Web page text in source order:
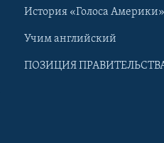
История «Голоса Америки»
Учим английский
ПОЗИЦИЯ